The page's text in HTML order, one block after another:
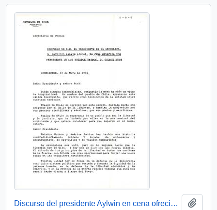
Discurso del presidente Aylwin en cena ofrecida por el presidente de Estados Unidos, D. George Bush